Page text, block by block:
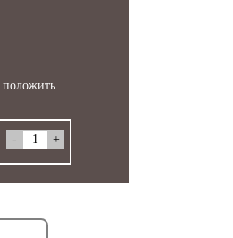
положить